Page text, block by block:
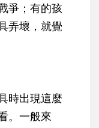
爭；有的孩
弄壞，就覺
時出現這麼
。一般來